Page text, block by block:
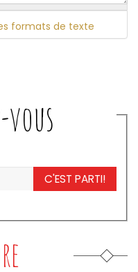
formats de texte
C'EST PARTI!